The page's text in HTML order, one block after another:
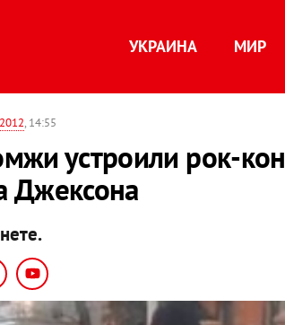
УКРАИНА МИР
, 14:55
устроили рок-
Джексона